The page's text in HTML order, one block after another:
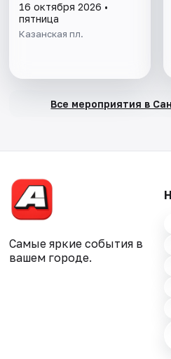
16 октября 2026 •
пятница
Казанская пл.
Все мероприятия в
Самые яркие события в
вашем городе.